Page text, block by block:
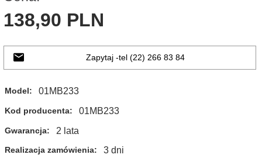
138,90 PLN
Zapytaj -tel (22) 266 83 84
Model: 01MB233
Kod producenta: 01MB233
Gwarancja: 2 lata
Realizacja zamówienia: 3 dni